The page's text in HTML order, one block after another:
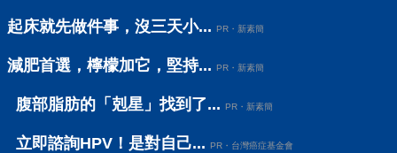
起床就先做件事，沒三天小... PR・新素簡
減肥首選，檸檬加它，堅持... PR・新素簡
腹部脂肪的「剋星」找到了... PR・新素簡
立即諮詢HPV！是對自己... PR・台灣癌症基金會